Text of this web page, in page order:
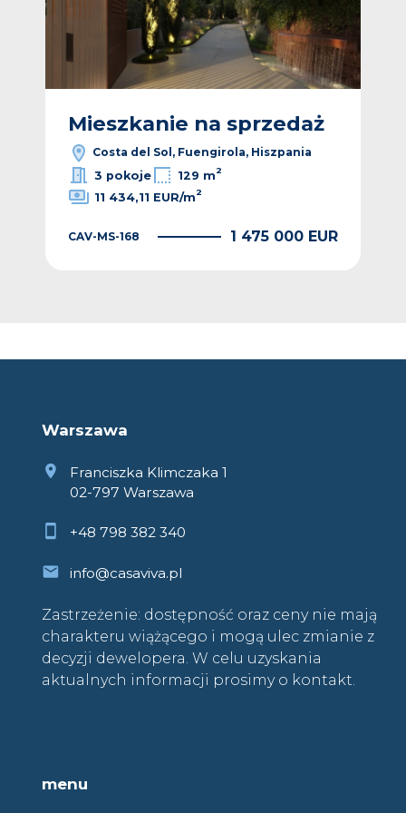
Mieszkanie na sprzedaż
Costa del Sol, Fuengirola, Hiszpania
3 pokoje
129 m2
11 434,11 EUR/m2
CAV-MS-168 1 475 000 EUR
Warszawa
Franciszka Klimczaka 1
02-797 Warszawa
+48 798 382 340
info@casaviva.pl
Zastrzeżenie: dostępność oraz ceny nie mają
charakteru wiążącego i mogą ulec zmianie z
decyzji dewelopera. W celu uzyskania
aktualnych informacji prosimy o kontakt.
menu